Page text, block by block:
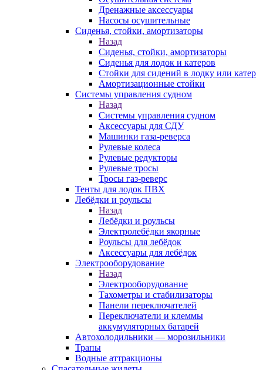
Дренажные аксессуары
Насосы осушительные
Сиденья, стойки, амортизаторы
Назад
Сиденья, стойки, амортизаторы
Сиденья для лодок и катеров
Стойки для сидений в лодку или катер
Амортизационные стойки
Системы управления судном
Назад
Системы управления судном
Аксессуары для СДУ
Машинки газа-реверса
Рулевые колеса
Рулевые редукторы
Рулевые тросы
Тросы газ-реверс
Тенты для лодок ПВХ
Лебёдки и роульсы
Назад
Лебёдки и роульсы
Электролебёдки якорные
Роульсы для лебёдок
Аксессуары для лебёдок
Электрооборудование
Назад
Электрооборудование
Тахометры и стабилизаторы
Панели переключателей
Переключатели и клеммы
аккумуляторных батарей
Автохолодильники — морозильники
Трапы
Водные аттракционы